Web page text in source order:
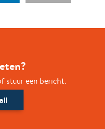
stuur een bericht.